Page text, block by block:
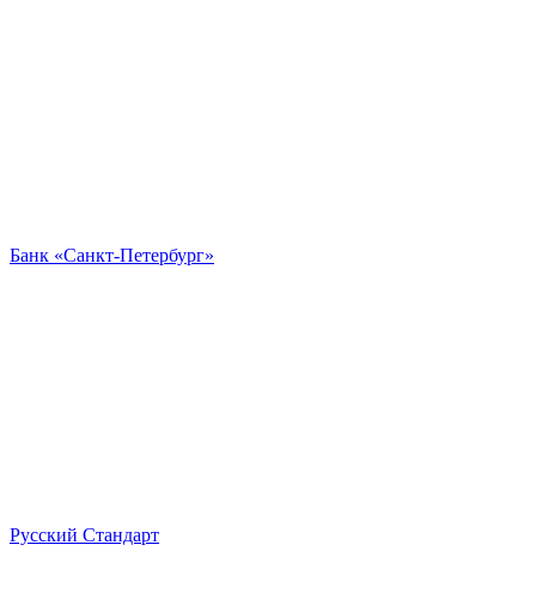
Банк «Санкт-Петербург»
Русский Стандарт